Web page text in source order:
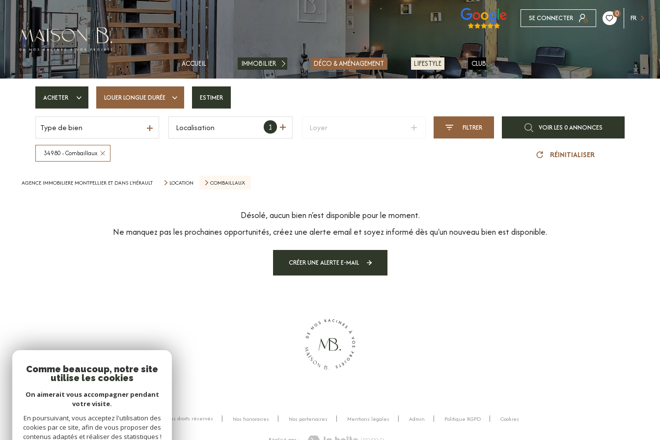
SE CONNECTER 0 FR
ACCUEIL IMMOBILIER
ESTIMER
DÉCO & AMÉNAGEMENT LIFESTYLE CLUB
ACHETER
De l'ancien
De l'immo pro
LOUERLONGUE DURÉE
longue durée
ESTIMER
Type de bien 1
Localisation Loyer FILTRER VOIR LES 0ANNONCES
34980 - Combaillaux RÉINITIALISER
AGENCE IMMOBILIERE MONTPELLIER ET DANS L'HÉRAULT LOCATION COMBAILLAUX
Désolé, aucun bien n'est disponible pour le moment.
Ne manquez pas les prochaines opportunités, créez une alerte email et soyez informé dès qu'un nouveau bien est disponible.
CRÉER UNE ALERTE E-MAIL
© 2026 | Tous droits réservés Nos honoraires Nos partenaires Mentions légales Admin Politique RGPD Cookies
Comme beaucoup, notre site
utilise les cookies
On aimerait vous accompagner pendant
votre visite.
En poursuivant, vous acceptez l'utilisation des
cookies par ce site, afin de vous proposer des
contenus adaptés et réaliser des statistiques !